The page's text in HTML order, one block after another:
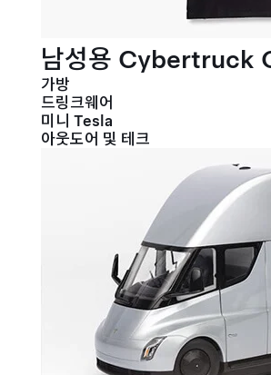
남성용 Cybertruck
가방
드링크웨어
미니 Tesla
아웃도어 및 테크